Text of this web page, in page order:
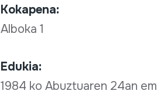
Kokapena:
Alboka 1
Edukia:
1984 ko Abuztuaren 24an